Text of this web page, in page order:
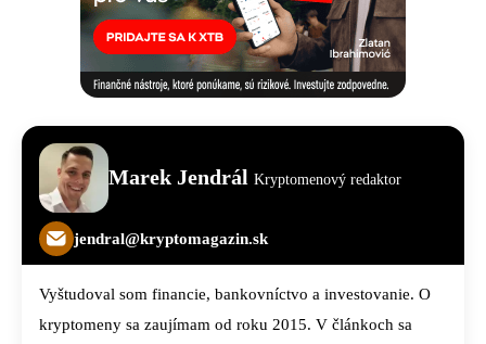
Marek Jendrál Kryptomenový redaktor
jendral@kryptomagazin.sk
Vyštudoval som financie, bankovníctvo a investovanie. O
kryptomeny sa zaujímam od roku 2015. V článkoch sa